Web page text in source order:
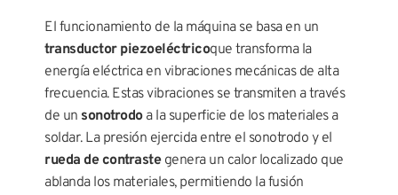
El funcionamiento de la máquina se basa en un
transductor piezoeléctricoque transforma la
energía eléctrica en vibraciones mecánicas de alta
frecuencia. Estas vibraciones se transmiten a través
de un sonotrodoa la superficie de los materiales a
soldar. La presión ejercida entre el sonotrodo y el
rueda de contrastegenera un calor localizado que
ablanda los materiales, permitiendo la fusión